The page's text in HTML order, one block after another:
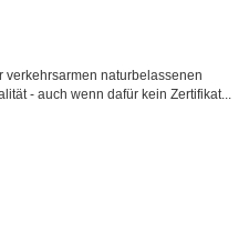
verkehrsarmen naturbelassenen
- auch wenn dafür kein Zertifikat...